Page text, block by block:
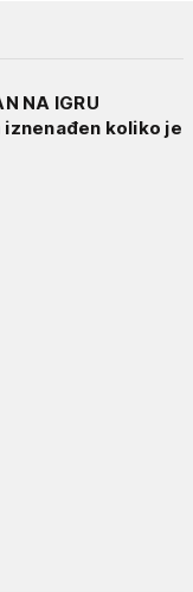
NA IGRU
iznenađen koliko je